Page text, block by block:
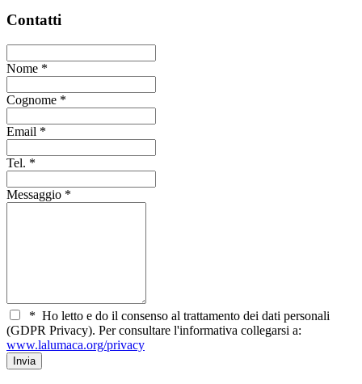
Contatti
Nome *
Cognome *
Email *
Tel. *
Messaggio *
* Ho letto e do il consenso al trattamento dei dati personali
(GDPR Privacy). Per consultare l'informativa collegarsi a:
www.lalumaca.org/privacy